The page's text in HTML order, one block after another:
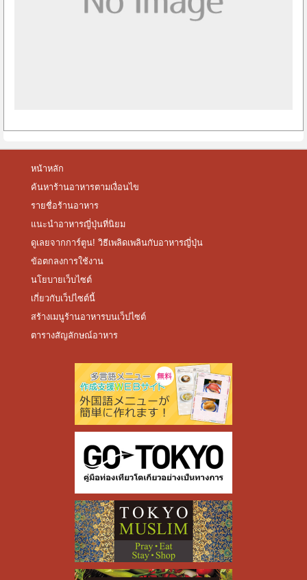
หน้าหลัก
ค้นหาร้านอาหารตามเงื่อนไข
รายชื่อร้านอาหาร
แนะนำอาหารญี่ปุ่นที่นิยม
ดูเลยจากการ์ตูน! วิธีเพลิดเพลินกับอาหารญี่ปุ่น
ข้อตกลงการใช้งาน
นโยบายเว็บไซต์
เกี่ยวกับเว็ปไซต์นี้
สร้างเมนูร้านอาหารบนเว็ปไซต์
ตารางสัญลักษณ์อาหาร